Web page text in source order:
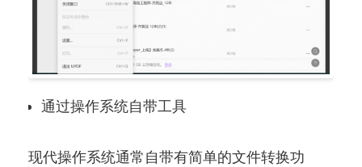
通过操作系统自带工具
现代操作系统通常自带有简单的文件转换功